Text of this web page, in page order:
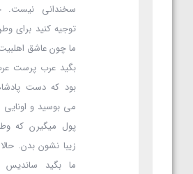
سخندانی نیست.
توجیه کنید برای
ما چون عاشق
بگید عرب پرست
بود که دست
می بوسید و اونایی
پول میگیرن که
زیبا نشون بدن.
ما بگید ساندیس